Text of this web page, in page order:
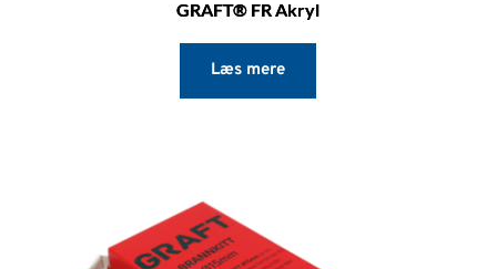
GRAFT® FR Akryl
Læs mere